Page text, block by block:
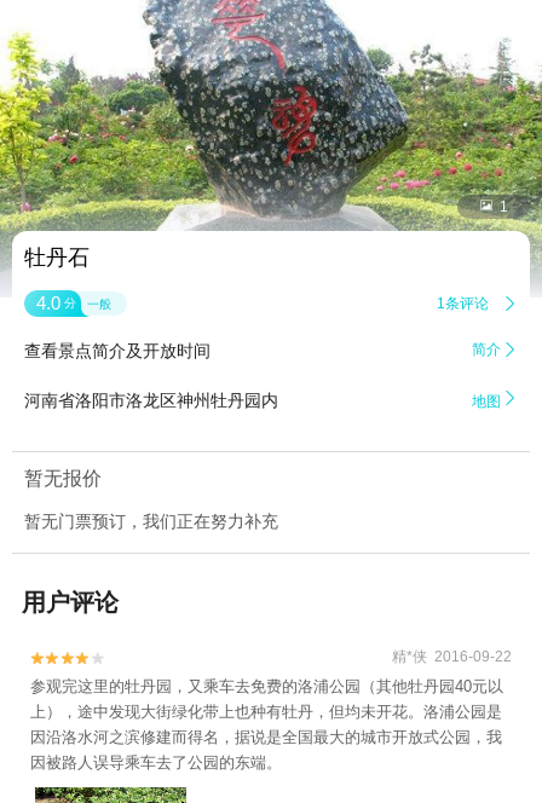
 1
牡丹石
4.0 分 一般 1条评论 
查看景点简介及开放时间 简介 
河南省洛阳市洛龙区神州牡丹园内 地图 
暂无报价
暂无门票预订，我们正在努力补充
用户评论

 精*侠 2016-09-22
参观完这里的牡丹园，又乘车去免费的洛浦公园（其他牡丹园40元以
上），途中发现大街绿化带上也种有牡丹，但均未开花。洛浦公园是
因沿洛水河之滨修建而得名，据说是全国最大的城市开放式公园，我
因被路人误导乘车去了公园的东端。
